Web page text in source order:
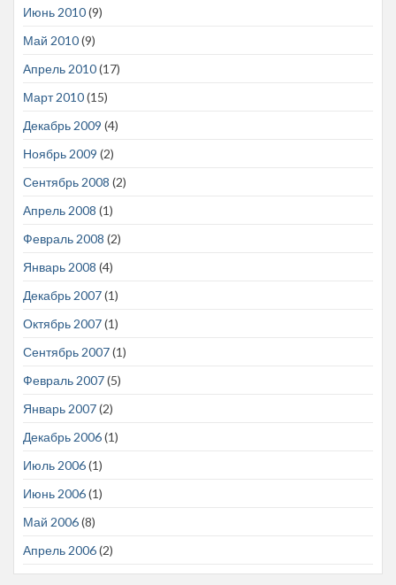
Июнь 2010(9)
Май 2010(9)
Апрель 2010(17)
Март 2010(15)
Декабрь 2009 (4)
Ноябрь 2009 (2)
Сентябрь 2008 (2)
Апрель 2008 (1)
Февраль 2008 (2)
Январь 2008 (4)
Декабрь 2007(1)
Октябрь 2007(1)
Сентябрь 2007(1)
Февраль 2007(5)
Январь 2007(2)
Декабрь 2006(1)
Июль 2006(1)
Июнь 2006(1)
Май 2006(8)
Апрель 2006(2)